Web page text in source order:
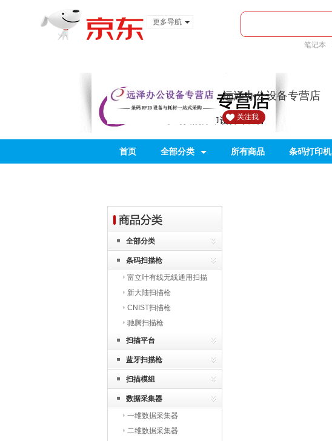
更多导航
笔记本
远泽办公设备专营店
关注我
首页 全部分类 所有商品 条码打印机
全部分类
条码扫描枪
富立叶有线无线通用扫描
枪新大陆扫描枪
CNIST扫描枪
驰腾扫描枪
扫描平台
蓝牙扫描枪
扫描模组
数据采集器
一维数据采集器
二维数据采集器